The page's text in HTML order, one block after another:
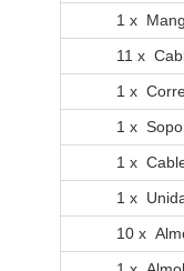
1 x
11 x
1 x
1 x
1 x
1 x
10 x